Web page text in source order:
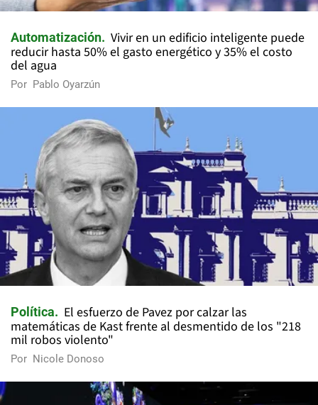
Automatización
Vivir en un edificio inteligente puede
reducir hasta 50% el gasto energético y 35% el costo
del agua
Por Pablo Oyarzún
Política
El esfuerzo de Pavez por calzar las
matemáticas de Kast frente al desmentido de los "218
mil robos violento"
Por Nicole Donoso